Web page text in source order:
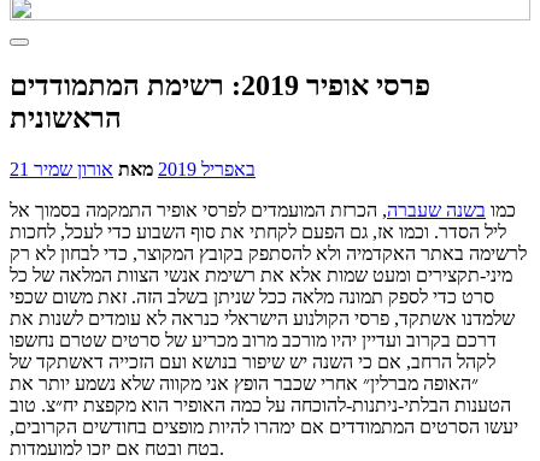
פרסי אופיר 2019: רשימת המתמודדים
הראשונית
21 באפריל 2019 מאת אורון שמיר
כמו בשנה שעברה, הכרזת המועמדים לפרסי אופיר התמקמה בסמוך אל
ליל הסדר. וכמו אז, גם הפעם לקחתי את סוף השבוע כדי לעכל, לחכות
לרשימה באתר האקדמיה ולא להסתפק בקובץ המקוצר, כדי לבחון לא רק
מיני-תקצירים ומעט שמות אלא את רשימת אנשי הצוות המלאה של כל
סרט כדי לספק תמונה מלאה ככל שניתן בשלב הזה. זאת משום שכפי
שלמדנו אשתקד, פרסי הקולנוע הישראלי כנראה לא עומדים לשנות את
דרכם בקרוב ועדיין יהיו מורכב מרוב מכריע של סרטים שטרם נחשפו
לקהל הרחב, אם כי השנה יש שיפור בנושא ועם הזכייה דאשתקד של
״האופה מברלין״ אחרי שכבר הופץ אני מקווה שלא נשמע יותר את
הטענות הבלתי-ניתנות-להוכחה על כמה האופיר הוא מקפצת יח״צ. טוב
יעשו הסרטים המתמודדים אם ימהרו להיות מופצים בחודשים הקרובים,
בטח ובטח אם יזכו למועמדות.